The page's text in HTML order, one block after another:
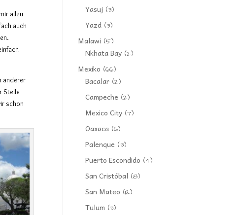
allzu
auch
anderer
Stelle
schon
Yasuj (3)
Yazd (3)
Malawi (5)
Nkhata Bay (2)
Mexiko (66)
Bacalar (2)
Campeche (2)
Mexico City (7)
Oaxaca (6)
Palenque (13)
Puerto Escondido (4)
San Cristóbal (8)
San Mateo (12)
Tulum (3)